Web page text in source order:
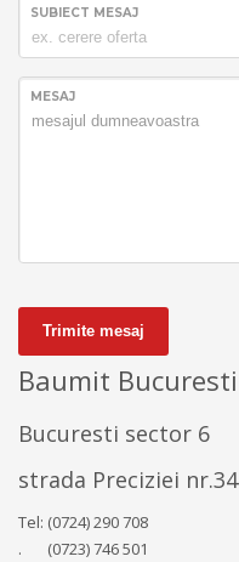
SUBIECT MESAJ
MESAJ
Trimite mesaj
Baumit Bucuresti
Bucuresti sector 6
strada Preciziei nr.34
Tel: (0724) 290 708
. (0723) 746 501